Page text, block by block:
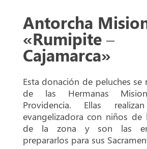
Antorcha
«Rumipite –
Cajamarca»
Esta donación de peluches se
de las Hermanas
Providencia. Ellas
evangelizadora con niños de
de la zona y son las
prepararlos para sus